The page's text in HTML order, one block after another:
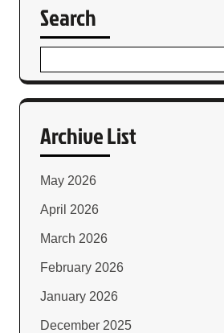
Search
Archive List
May 2026
April 2026
March 2026
February 2026
January 2026
December 2025